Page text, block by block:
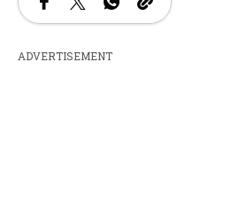
ADVERTISEMENT